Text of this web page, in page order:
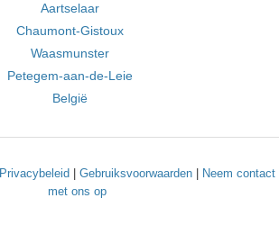
Aartselaar
Chaumont-Gistoux
Waasmunster
Petegem-aan-de-Leie
België
Privacybeleid Gebruiksvoorwaarden
Neem contact
met ons op